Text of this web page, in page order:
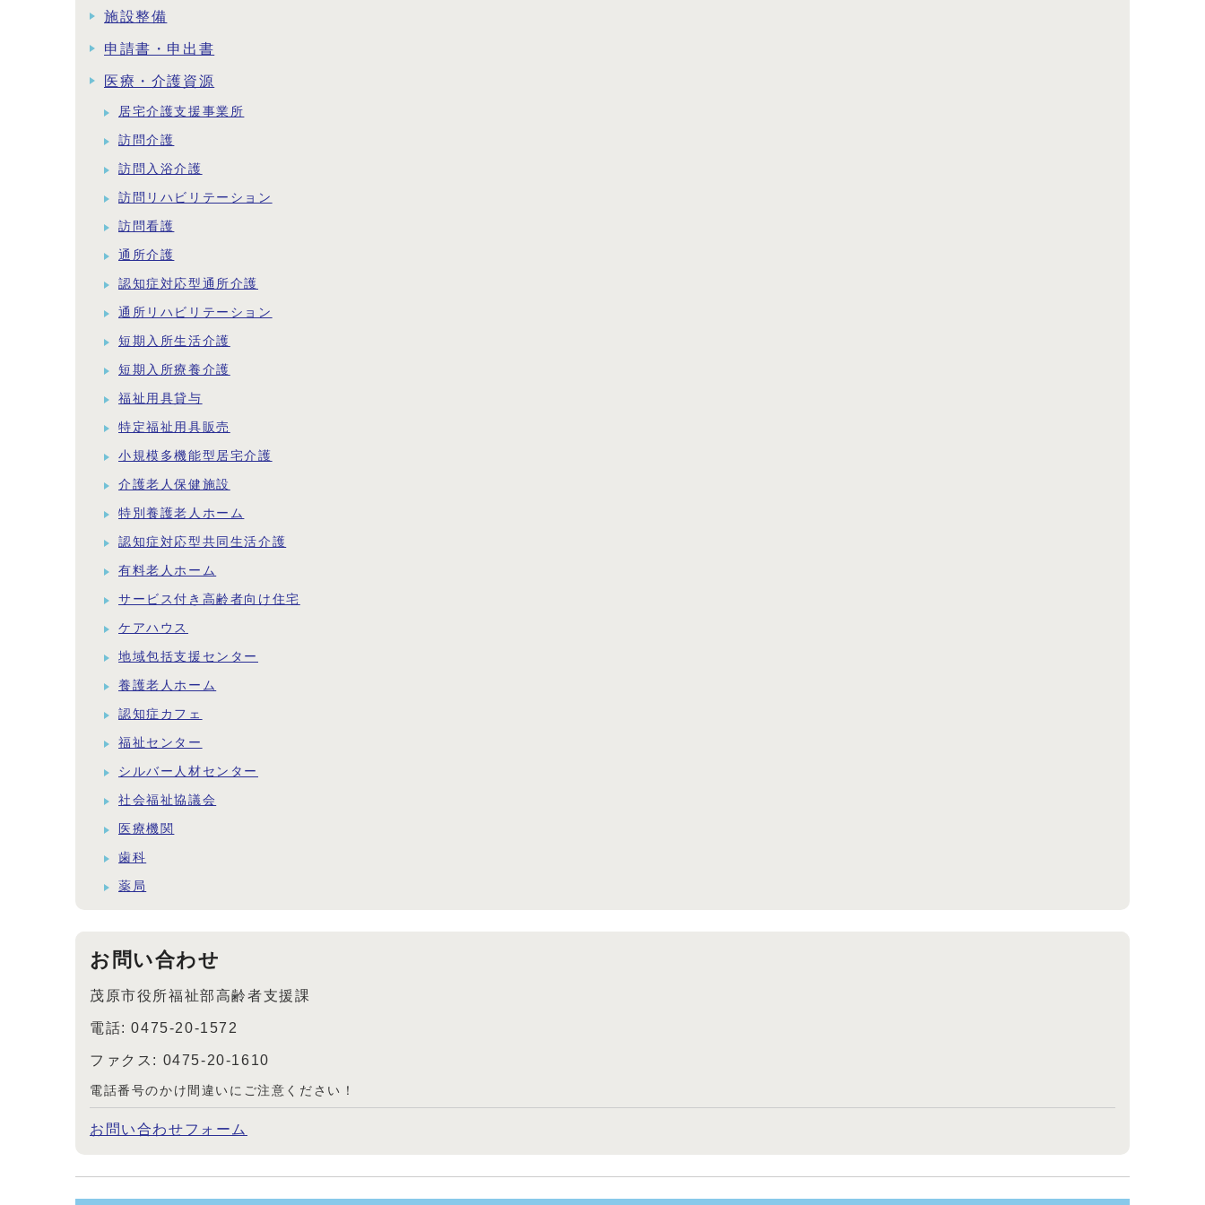
施設整備
申請書・申出書
医療・介護資源
居宅介護支援事業所
訪問介護
訪問入浴介護
訪問リハビリテーション
訪問看護
通所介護
認知症対応型通所介護
通所リハビリテーション
短期入所生活介護
短期入所療養介護
福祉用具貸与
特定福祉用具販売
小規模多機能型居宅介護
介護老人保健施設
特別養護老人ホーム
認知症対応型共同生活介護
有料老人ホーム
サービス付き高齢者向け住宅
ケアハウス
地域包括支援センター
養護老人ホーム
認知症カフェ
福祉センター
シルバー人材センター
社会福祉協議会
医療機関
歯科
薬局
お問い合わせ
茂原市役所福祉部高齢者支援課
電話: 0475-20-1572
ファクス: 0475-20-1610
電話番号のかけ間違いにご注意ください！
お問い合わせフォーム